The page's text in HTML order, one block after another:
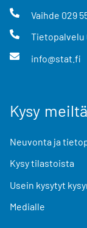
Vaihde 029
Tietopalvelu
info@stat.fi
Kysy meiltä
Neuvonta ja
Kysy tilastoista
Usein kysytyt
Medialle